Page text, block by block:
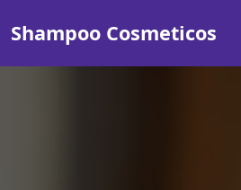
Shampoo Cosmeticos